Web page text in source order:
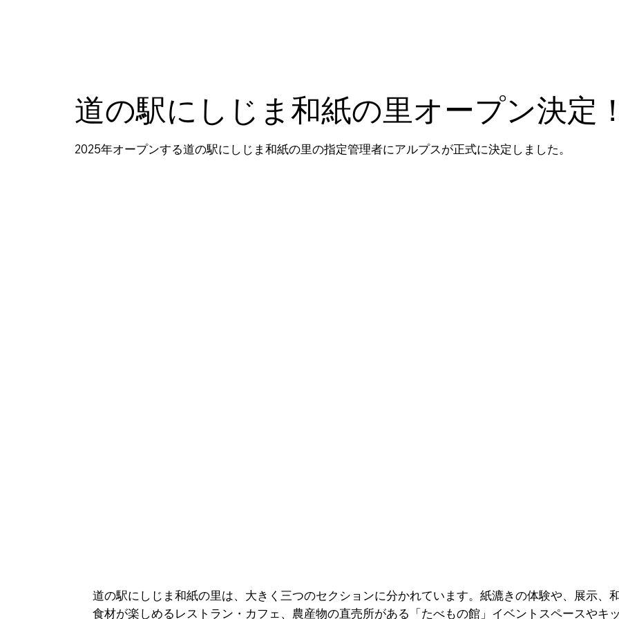
道の駅にしじま和紙の里オープン決定
2025年オープンする道の駅にしじま和紙の里の指定管理者にアルプスが正式に決定しました。
道の駅にしじま和紙の里は、大きく三つのセクションに分かれています。紙漉きの体験や、展示、
食材が楽しめるレストラン・カフェ、農産物の直売所がある「たべもの館」イベントスペースやキ